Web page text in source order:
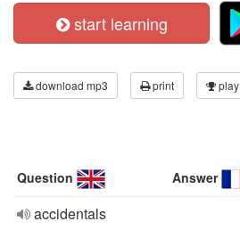
start learning
download mp3 print play
Question Answer
accidentals